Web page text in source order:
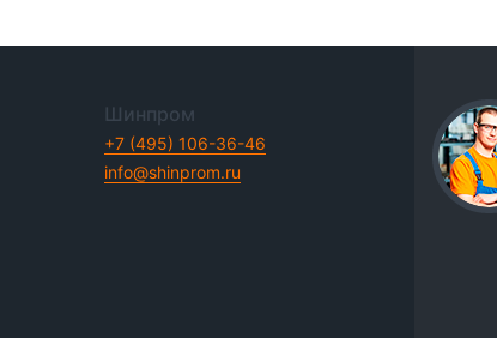
Шинпром
+7 (495) 106-36-46
info@shinprom.ru